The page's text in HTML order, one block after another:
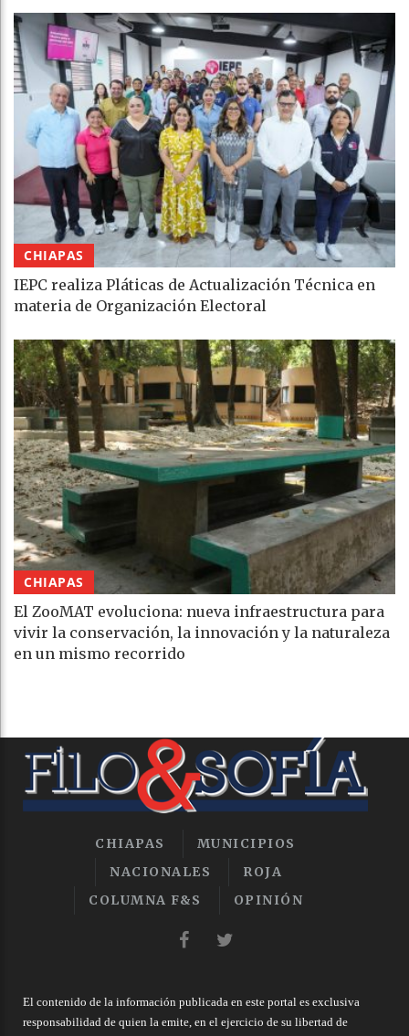
CHIAPAS
IEPC realiza Pláticas de Actualización Técnica en
materia de Organización Electoral
CHIAPAS
El ZooMAT evoluciona: nueva infraestructura para
vivir la conservación, la innovación y la naturaleza
en un mismo recorrido
CHIAPAS
MUNICIPIOS
NACIONALES
ROJA
COLUMNA F&S
OPINIÓN
El contenido de la información publicada en este portal es exclusiva
responsabilidad de quien la emite, en el ejercicio de su libertad de